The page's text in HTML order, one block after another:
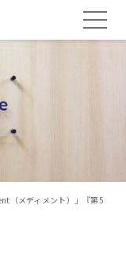
（メディメント）」『第5